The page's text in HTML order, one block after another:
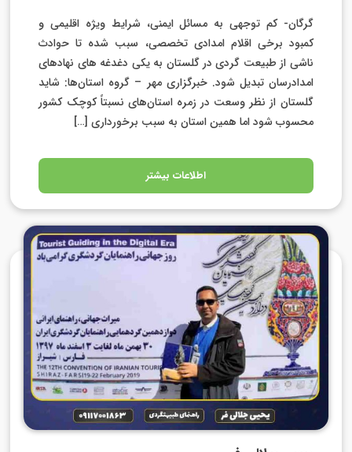
گرگان- کم توجهی به مسائل ایمنی، شرایط ویژه اقلیمی و
کمبود برخی اقلام امدادی تخصصی، سبب شده تا حوادث
ناشی از طبیعت گردی در گلستان به یکی دغدغه های نهادهای
امدادرسان تبدیل شود. خبرگزاری مهر – گروه استان‌ها: شاید
گلستان از نظر وسعت در زمره استان‌های نسبتاً کوچک کشور
محسوب شود اما همین استان به سبب برخورداری […]
اطلاعات بیشتر